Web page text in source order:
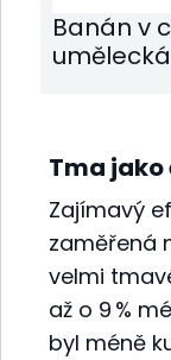
Banán v
Tma
Zajímavý
zaměřená
velmi
až o 9 %
byl méně